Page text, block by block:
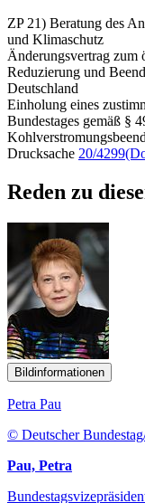
ZP 21) Beratung des
und Klimaschutz
Änderungsvertrag zum
Reduzierung und
Deutschland
Einholung eines
Bundestages gemäß §
Drucksache 20/4299
Reden zu
Bildinformationen
Petra Pau
© Deutscher
Pau, Petra